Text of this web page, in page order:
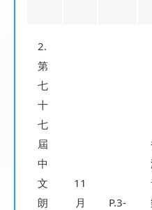
2.
第
七
十
七
屆
中
文
朗
11
月
P.3-